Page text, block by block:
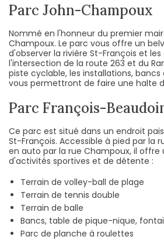
Parc John-Champoux
Nommé en l'honneur du premier
Champoux. Le parc vous offre un
d'observer la rivière St-François et
l'intersection de la route 263 et du
piste cyclable, les installations,
vous permettront de faire une halte
Parc François-
Ce parc est situé dans un endroit
St-François. Accessible à pied par la
en auto par la rue Champoux, il
d'activités sportives et de détente :
Terrain de volley-ball de plage
Terrain de tennis double
Terrain de balle
Bancs, table de pique-nique,
Parc de planche à roulettes